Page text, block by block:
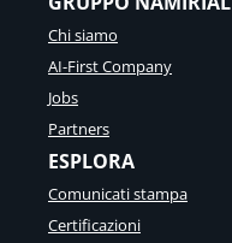
Chi siamo
AI-First Company
Jobs
Partners
ESPLORA
Comunicati stampa
Certificazioni